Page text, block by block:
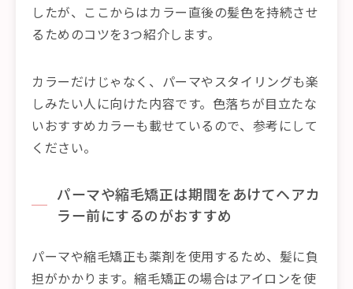
したが、ここからはカラー直後の髪色を持続させ
るためのコツを3つ紹介します。
カラーだけじゃなく、パーマやスタイリングも楽
しみたい人に向けた内容です。色落ちが目立たな
いおすすめカラーも載せているので、参考にして
ください。
パーマや縮毛矯正は期間をあけてヘアカ
ラー前にするのがおすすめ
パーマや縮毛矯正も薬剤を使用するため、髪に負
担がかかります。縮毛矯正の場合はアイロンを使